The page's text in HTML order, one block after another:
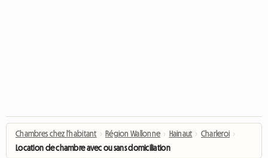
Chambres chez l'habitant › Région Wallonne › Hainaut › Charleroi ›
Location de chambre avec ou sans domiciliation